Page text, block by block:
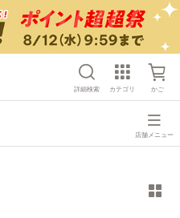
詳細検索 カテゴリ かご
店舗メニュー